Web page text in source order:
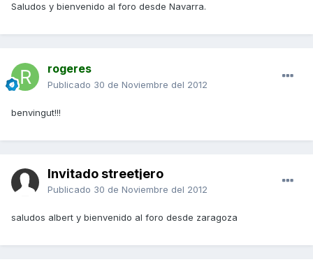
Saludos y bienvenido al foro desde Navarra.
rogeres
Publicado 30 de Noviembre del 2012
benvingut!!!
Invitado streetjero
Publicado 30 de Noviembre del 2012
saludos albert y bienvenido al foro desde zaragoza